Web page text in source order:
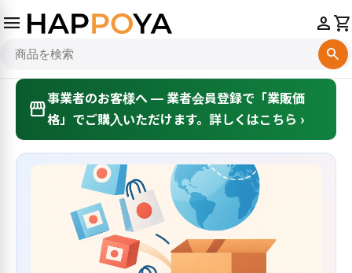
menu
search
personshopping_cart
storefront事業者のお客様へ — 業者会員登録で「業販価
格」でご購入いただけます。詳しくはこちら ›